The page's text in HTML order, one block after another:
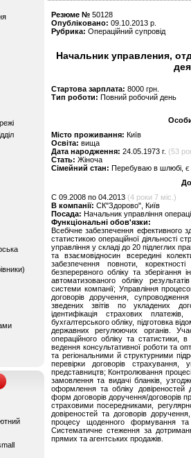
Резюме № 50128
Опубліковано: 09.10.2013 р.
Рубрика: Операційний супровід
Начальник управления,
Стартова зарплата: 8000 грн.
Тип роботи: Повний робочий день
Місто проживання: Київ
Освіта: вища
Дата народження: 24.05.1973 г. (53
Стать: Жіноча
Сімейний стан: Перебуваю в шлюбі, є
C 09.2008 по 04.2013 (4 роки 7 міс.)
В компанії: СК"Здорово", Київ
Посада: Начальник управління
Функціональні обов'язки:
Всебічне забезпечення ефективного
статистикою операційної діяльності
управління у складі до 20 підлеглих
та взаємовідносин всередині
забезпечення повноти,
безперервного обліку та зберігання
автоматизованого обліку
системи компанії; Управління
договорів доручення,
зведених звітів по укладених
ідентифікація страхових
бухгалтерського обліку, підготовка
державних регулюючих органів.
операційного обліку та статистики,
ведення консультативної роботи та
та регіональними й структурними
перевірки договорів страхування,
представництв; Контролювання
замовлення та видачі бланків,
оформлення та обліку довіреностей
форм договорів доручення/договорів
страховими посередниками,
довіреностей та договорів
процесу щоденного формування та
Систематичне стеження за
прямих та агентських продажів.